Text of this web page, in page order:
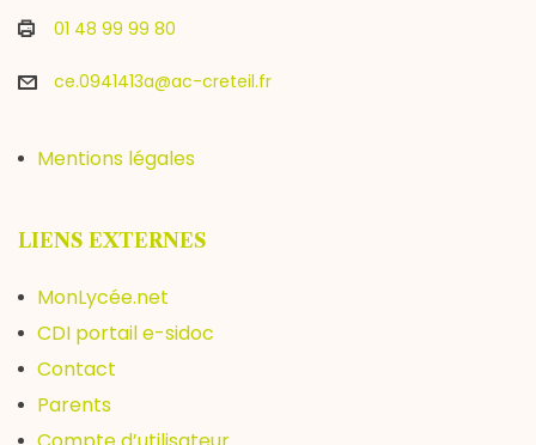
01 48 99 99 80
ce.0941413a@ac-creteil.fr
Mentions légales
LIENS EXTERNES
MonLycée.net
CDI portail e-sidoc
Contact
Parents